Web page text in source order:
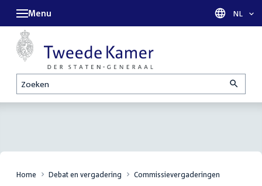
Zoeken
Menu Taal
NL
Home Debat en vergadering Commissievergaderingen